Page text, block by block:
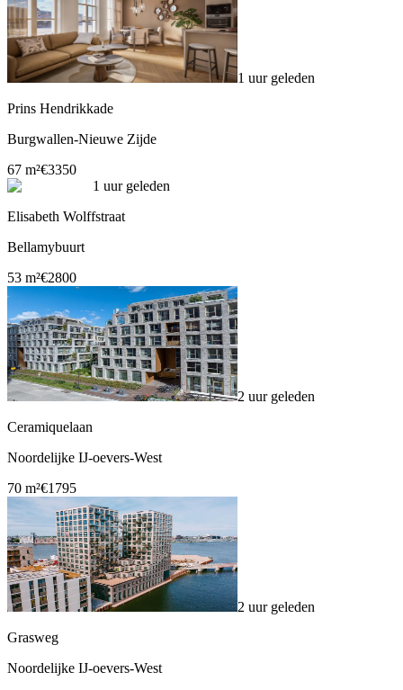
1 uur geleden
Prins Hendrikkade
Burgwallen-Nieuwe Zijde
67 m²€3350
1 uur geleden
Elisabeth Wolffstraat
Bellamybuurt
53 m²€2800
2 uur geleden
Ceramiquelaan
Noordelijke IJ-oevers-West
70 m²€1795
2 uur geleden
Grasweg
Noordelijke IJ-oevers-West